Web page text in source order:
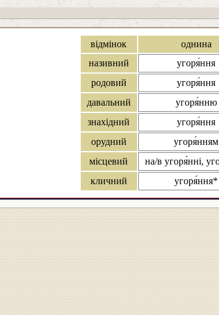
відмінок однина
називний
угоря́ння
родовий
угоря́ння
давальний
угоря́нню
знахідний
угоря́ння
орудний
угоря́нням
місцевий
на/в угоря́нні,
кличний
угоря́ння*